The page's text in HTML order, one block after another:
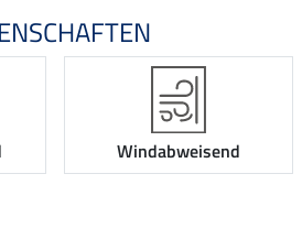
Windabweisend